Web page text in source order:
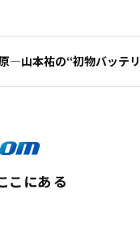
―山本祐の“初物バッテ